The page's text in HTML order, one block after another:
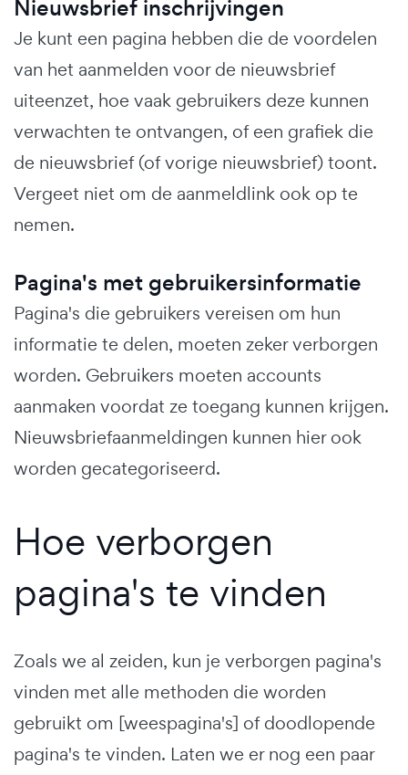
Nieuwsbrief inschrijvingen
Je kunt een pagina hebben die de voordelen
van het aanmelden voor de nieuwsbrief
uiteenzet, hoe vaak gebruikers deze kunnen
verwachten te ontvangen, of een grafiek die
de nieuwsbrief (of vorige nieuwsbrief) toont.
Vergeet niet om de aanmeldlink ook op te
nemen.
Pagina's met gebruikersinformatie
Pagina's die gebruikers vereisen om hun
informatie te delen, moeten zeker verborgen
worden. Gebruikers moeten accounts
aanmaken voordat ze toegang kunnen krijgen.
Nieuwsbriefaanmeldingen kunnen hier ook
worden gecategoriseerd.
Hoe verborgen
pagina's te vinden
Zoals we al zeiden, kun je verborgen pagina's
vinden met alle methoden die worden
gebruikt om [weespagina's] of doodlopende
pagina's te vinden. Laten we er nog een paar